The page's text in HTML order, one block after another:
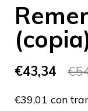
€43,34
€39,01 con